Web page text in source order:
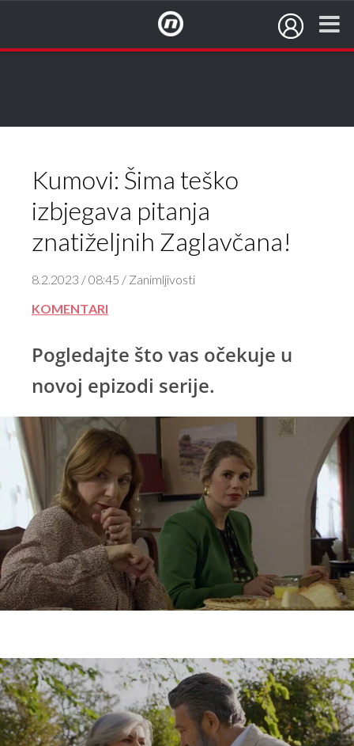
Kumovi: Šima teško
izbjegava pitanja
znatiželjnih Zaglavčana!
8.2.2023 / 08:45 / Zanimljivosti
KOMENTARI
Pogledajte što vas očekuje u
novoj epizodi serije.